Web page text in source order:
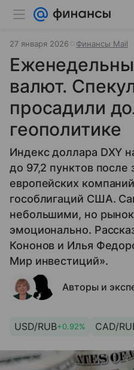
27 января 2026 Финансы Mail
валют.
просадили
геополитике
Индекс доллара DXY
до 97,2 пунктов после
европейских
гособлигаций США.
небольшими, но
эмоционально.
Кононов и Илья
Мир инвестиций».
Авторы и
USD/RUB+0.92% CAD/